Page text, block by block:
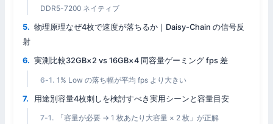
DDR5-7200 ネイティブ
物理原理なぜ4枚で速度が落ちるか｜Daisy-Chain の信号反
射
実測比較32GB×2 vs 16GB×4 同容量ゲーミング fps 差
1% Low の落ち幅が平均 fps より大きい
用途別容量4枚刺しを検討すべき実用シーンと容量目安
「容量が必要 → 1 枚あたり大容量 × 2 枚」が正解